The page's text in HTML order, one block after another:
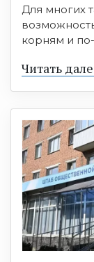
Для многих
корням и
Читать